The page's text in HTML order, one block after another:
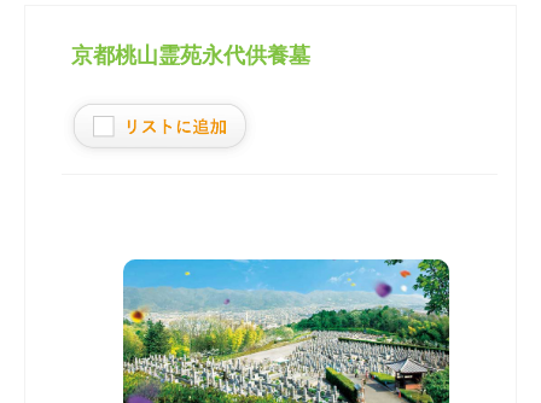
京都桃山霊苑永代供養墓